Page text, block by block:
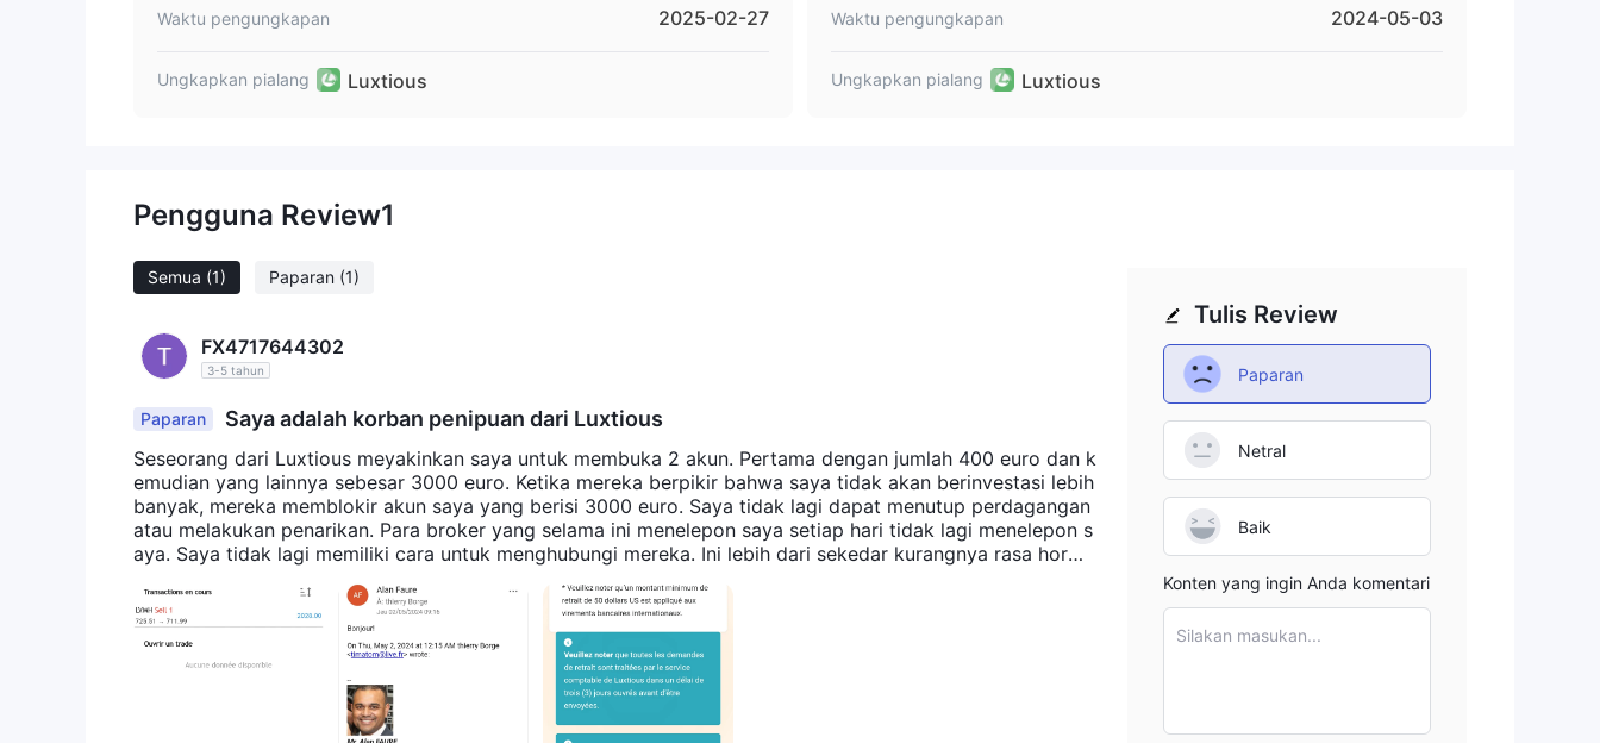
Waktu pengungkapan 2025-02-27
Ungkapkan pialang Luxtious
Waktu pengungkapan 2024-05-03
Ungkapkan pialang Luxtious
Pengguna Review1
Semua (1) Paparan (1)
FX4717644302
3-5 tahun
Paparan Saya adalah korban penipuan dari Luxtious
Seseorang dari Luxtious meyakinkan saya untuk membuka 2 akun. Pertama dengan jumlah 400 euro dan k
emudian yang lainnya sebesar 3000 euro. Ketika mereka berpikir bahwa saya tidak akan berinvestasi lebih
banyak, mereka memblokir akun saya yang berisi 3000 euro. Saya tidak lagi dapat menutup perdagangan
atau melakukan penarikan. Para broker yang selama ini menelepon saya setiap hari tidak lagi menelepon s
aya. Saya tidak lagi memiliki cara untuk menghubungi mereka. Ini lebih dari sekedar kurangnya rasa horma
ga saya tidak dapat melakukan penarikan dana. Saya tidak lagi dapat menghubungi Luxtious. Saya harap
ada seseorang yang dapat menjelaskan bagaimana saya dapat memaksa mereka untuk merespons saya d
an menyelesaikan akun saya, sebelum mengambil tindakan hukum.
Tulis Review
Paparan
Netral
Baik
Konten yang ingin Anda komentari
Silakan masukan...